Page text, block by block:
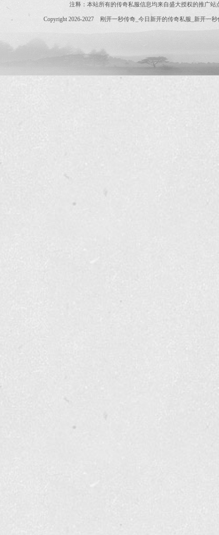
注释：本站所有的传奇私服信息均来自盛大授权的推广
Copyright 2026-2027 刚开一秒传奇_今日新开的传奇私服_新开一